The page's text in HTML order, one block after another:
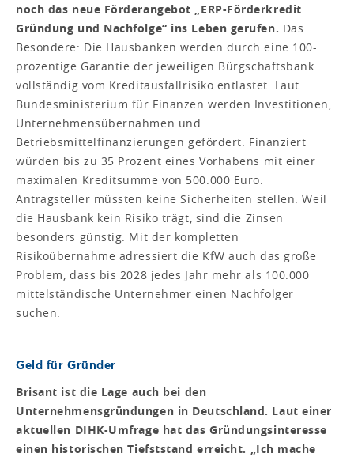
noch das neue Förderangebot „ERP-Förderkredit
Gründung und Nachfolge“ ins Leben gerufen. Das
Besondere: Die Hausbanken werden durch eine 100-
prozentige Garantie der jeweiligen Bürgschaftsbank
vollständig vom Kreditausfallrisiko entlastet. Laut
Bundesministerium für Finanzen werden Investitionen,
Unternehmensübernahmen und
Betriebsmittelfinanzierungen gefördert. Finanziert
würden bis zu 35 Prozent eines Vorhabens mit einer
maximalen Kreditsumme von 500.000 Euro.
Antragsteller müssten keine Sicherheiten stellen. Weil
die Hausbank kein Risiko trägt, sind die Zinsen
besonders günstig. Mit der kompletten
Risikoübernahme adressiert die KfW auch das große
Problem, dass bis 2028 jedes Jahr mehr als 100.000
mittelständische Unternehmer einen Nachfolger
suchen.
Geld für Gründer
Brisant ist die Lage auch bei den
Unternehmensgründungen in Deutschland. Laut einer
aktuellen DIHK-Umfrage hat das Gründungsinteresse
einen historischen Tiefststand erreicht. „Ich mache